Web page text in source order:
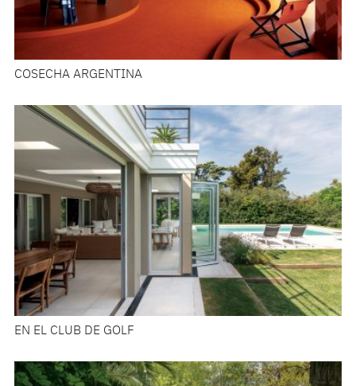
COSECHA ARGENTINA
EN EL CLUB DE GOLF